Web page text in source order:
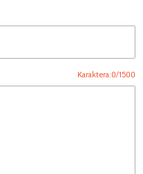
Karaktera:0/1500